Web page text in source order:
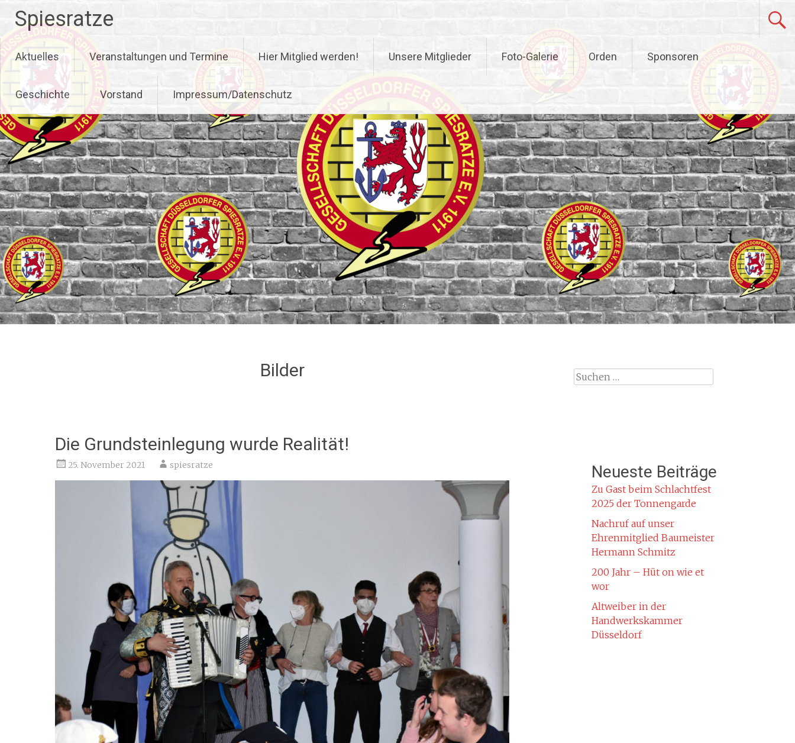
Inhalt
springen
Spiesratze
Aktuelles Veranstaltungen und Termine Hier Mitglied werden! Unsere Mitglieder Foto-Galerie Orden Sponsoren
Geschichte Vorstand Impressum/Datenschutz
Bilder
Die Grundsteinlegung wurde Realität!
25. November 2021 spiesratze
Suche
Neueste Beiträge
Zu Gast beim Schlachtfest
2025 der Tonnengarde
Nachruf auf unser
Ehrenmitglied Baumeister
Hermann Schmitz
200 Jahr – Hüt on wie et
wor
Altweiber in der
Handwerkskammer
Düsseldorf